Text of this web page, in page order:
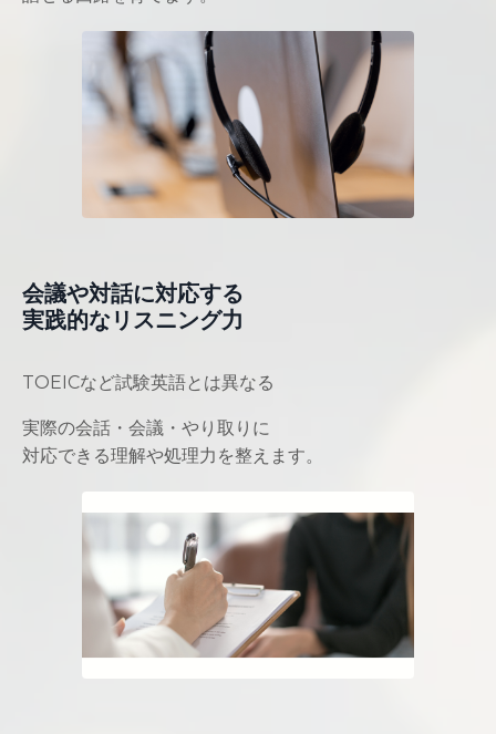
会議や対話に対応する
実践的なリスニング力
TOEICなど試験英語とは異なる
実際の会話・会議・やり取りに
対応できる理解や処理力を整えます。